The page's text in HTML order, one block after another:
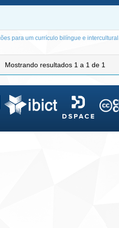
para um currículo bilíngue e intercultural
Mostrando resultados 1 a 1 de 1